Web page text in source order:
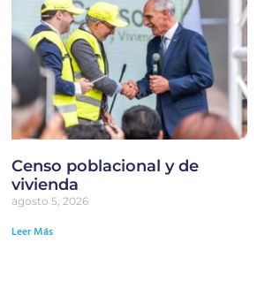
Censo poblacional y de
vivienda
agosto 5, 2026
Leer Más